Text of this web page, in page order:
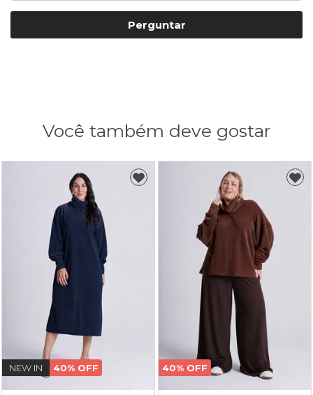
Perguntar
Você também deve gostar
NEW IN 40% OFF 40% OFF